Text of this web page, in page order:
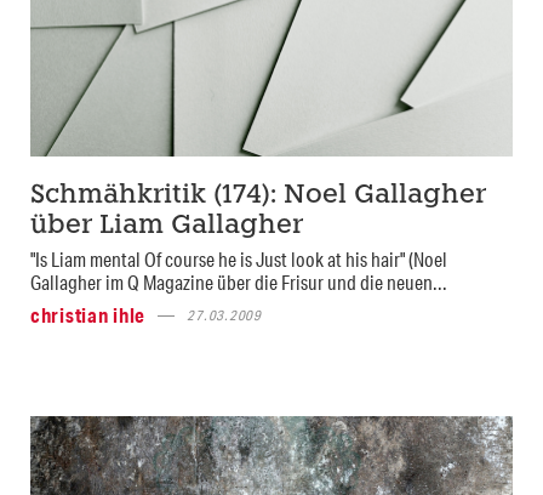
Schmähkritik (174): Noel Gallagher
über Liam Gallagher
"Is Liam mental Of course he is Just look at his hair" (Noel
Gallagher im Q Magazine über die Frisur und die neuen...
christian ihle
27.03.2009